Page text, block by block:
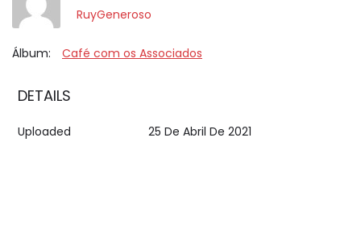
RuyGeneroso
Álbum: Café com os Associados
DETAILS
Uploaded 25 De Abril De 2021